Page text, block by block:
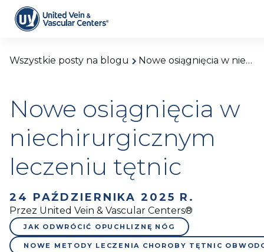
Wszystkie posty na blogu Nowe osiągnięcia w niechirurgicznym leczeniu tętnic
Nowe osiągnięcia w
niechirurgicznym
leczeniu tętnic
24 PAŹDZIERNIKA 2025 R.
Przez United Vein & Vascular Centers®
JAK ODWRÓCIĆ OPUCHLIZNĘ NÓG
NOWE METODY LECZENIA CHOROBY TĘTNIC